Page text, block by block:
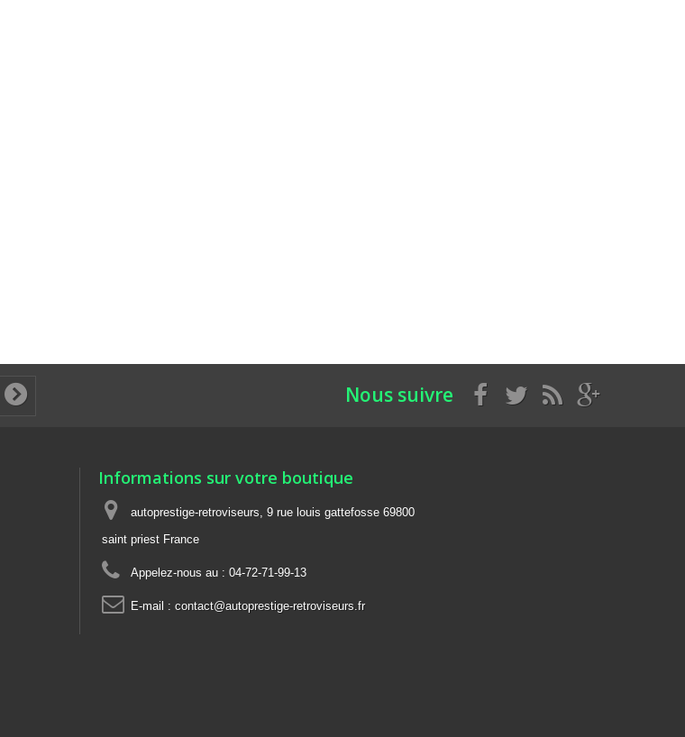
Nous suivre
Informations sur votre boutique
autoprestige-retroviseurs, 9 rue louis gattefosse 69800
saint priest France
Appelez-nous au : 04-72-71-99-13
E-mail : contact@autoprestige-retroviseurs.fr